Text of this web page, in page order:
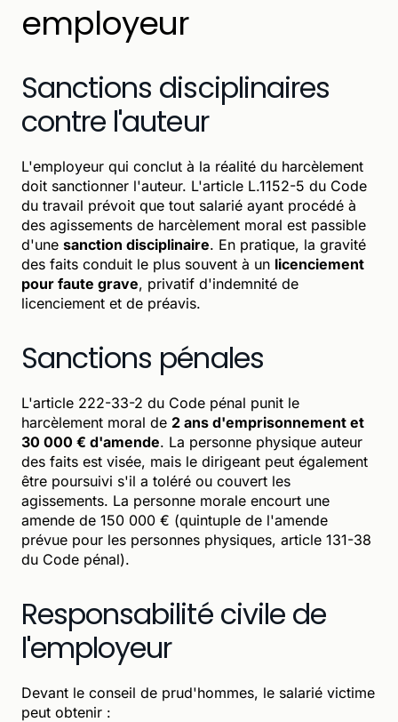
employeur
Sanctions disciplinaires
contre l'auteur
L'employeur qui conclut à la réalité du harcèlement
doit sanctionner l'auteur. L'article L.1152-5 du Code
du travail prévoit que tout salarié ayant procédé à
des agissements de harcèlement moral est passible
d'une sanction disciplinaire. En pratique, la gravité
des faits conduit le plus souvent à un licenciement
pour faute grave, privatif d'indemnité de
licenciement et de préavis.
Sanctions pénales
L'article 222-33-2 du Code pénal punit le
harcèlement moral de 2 ans d'emprisonnement et
30 000 € d'amende. La personne physique auteur
des faits est visée, mais le dirigeant peut également
être poursuivi s'il a toléré ou couvert les
agissements. La personne morale encourt une
amende de 150 000 € (quintuple de l'amende
prévue pour les personnes physiques, article 131-38
du Code pénal).
Responsabilité civile de
l'employeur
Devant le conseil de prud'hommes, le salarié victime
peut obtenir :